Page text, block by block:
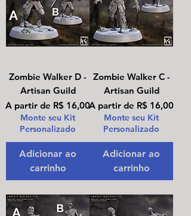
Zombie Walker D -
Artisan Guild
A partir de R$ 16,00
Preço promocional
Monte seu Kit
Personalizado
Adicionar ao
carrinho
Zombie Walker C -
Artisan Guild
A partir de R$ 16,00
Preço promocional
Monte seu Kit
Personalizado
Adicionar ao
carrinho